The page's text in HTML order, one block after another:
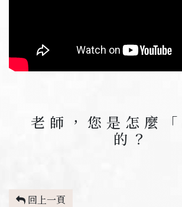
老師，您是怎麼「
的？
回上一頁